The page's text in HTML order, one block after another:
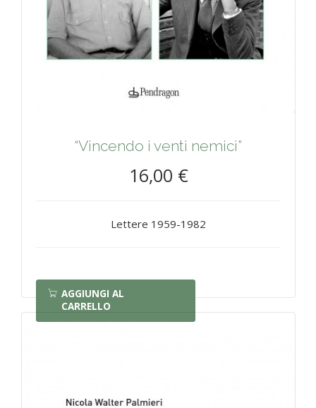
“Vincendo i venti nemici”
16,00 €
Lettere 1959-1982
AGGIUNGI AL
CARRELLO